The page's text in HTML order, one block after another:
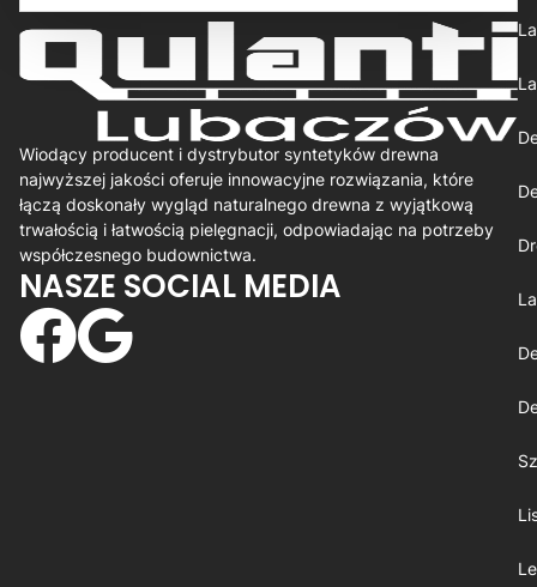
Wiodący producent i dystrybutor syntetyków drewna
najwyższej jakości oferuje innowacyjne rozwiązania, które
łączą doskonały wygląd naturalnego drewna z wyjątkową
trwałością i łatwością pielęgnacji, odpowiadając na potrzeby
współczesnego budownictwa.
NASZE SOCIAL MEDIA